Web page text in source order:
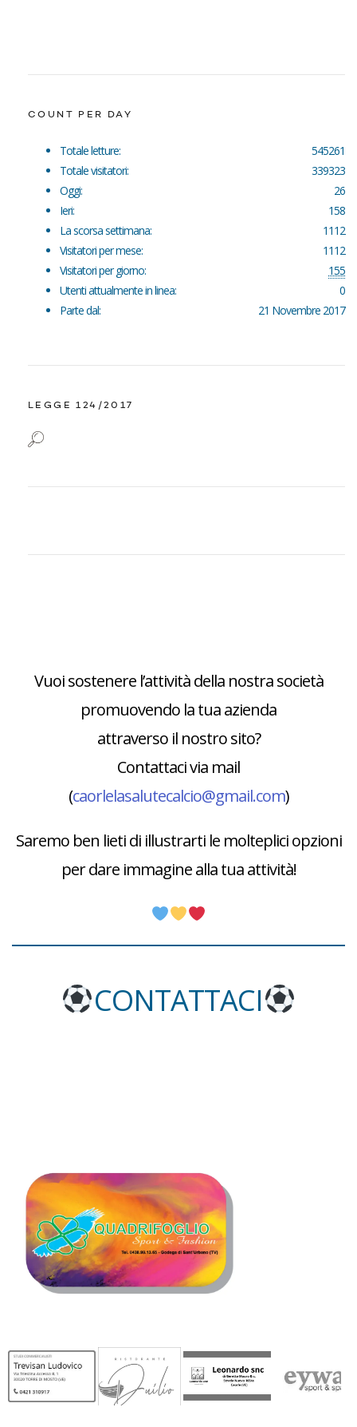
COUNT PER DAY
545261
Totale letture:
339323
Totale visitatori:
26
Oggi:
158
Ieri:
1112
La scorsa settimana:
1112
Visitatori per mese:
155
Visitatori per giorno:
0
Utenti attualmente in linea:
21 Novembre 2017
Parte dal:
LEGGE 124/2017
Vuoi sostenere l’attività della nostra società
promuovendo la tua azienda
attraverso il nostro sito?
Contattaci via mail
(caorlelasalutecalcio@gmail.com)
Saremo ben lieti di illustrarti le molteplici opzioni
per dare immagine alla tua attività!
CONTATTACI